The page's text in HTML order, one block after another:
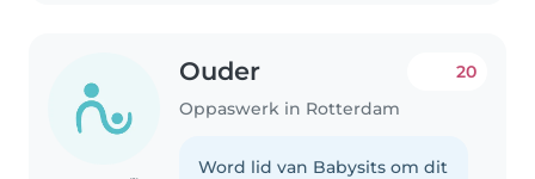
Ouder
Oppaswerk in Rotterdam
20
Word lid van Babysits om dit